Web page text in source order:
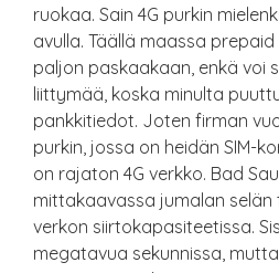
ruokaa. Sain 4G purkin
avulla. Täällä maassa
paljon paskaakaan, enkä voi
liittymää, koska minulta
pankkitiedot. Joten firman
purkin, jossa on heidän SIM-
on rajaton 4G verkko. Bad
mittakaavassa jumalan selän
verkon siirtokapasiteetissa.
megatavua sekunnissa,